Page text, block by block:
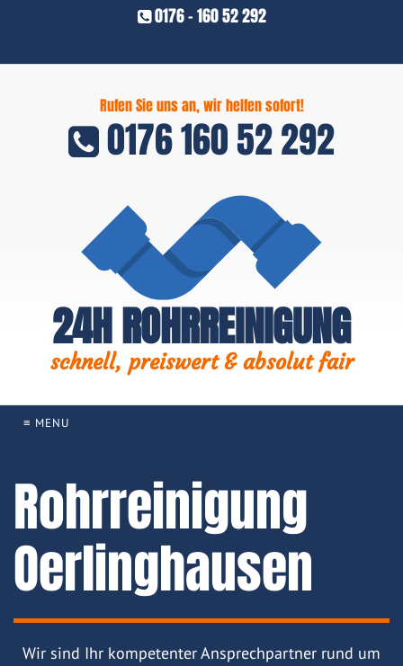
0176 - 160 52 292
Rufen Sie uns an, wir helfen sofort!
0176 160 52 292
24H ROHRREINIGUNG
schnell, preiswert & absolut fair
≡ MENU
Rohrreinigung
Oerlinghausen
Wir sind Ihr kompetenter Ansprechpartner rund um